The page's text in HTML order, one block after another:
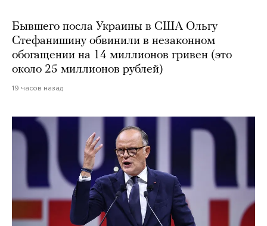
Бывшего посла Украины в США Ольгу
Стефанишину обвинили в незаконном
обогащении на 14 миллионов гривен (это
около 25 миллионов рублей)
19 часов назад